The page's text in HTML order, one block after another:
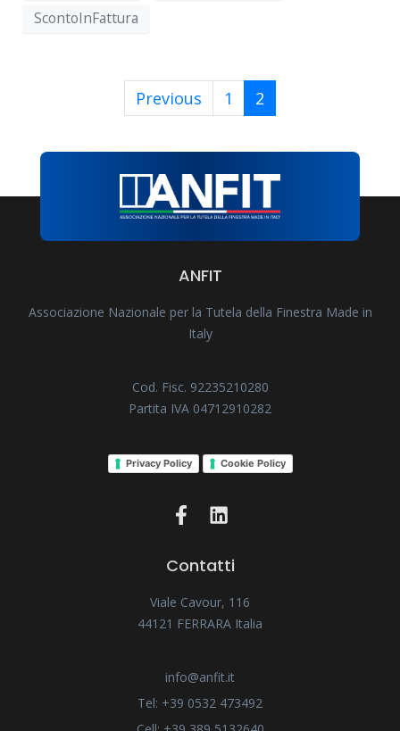
ScontoInFattura
Previous 1 2
ANFIT
Associazione Nazionale per la Tutela della Finestra Made in
Italy
Cod. Fisc. 92235210280
Partita IVA 04712910282
Privacy Policy Cookie Policy
Contatti
Viale Cavour, 116
44121 FERRARA Italia
info@anfit.it
Tel: +39 0532 473492